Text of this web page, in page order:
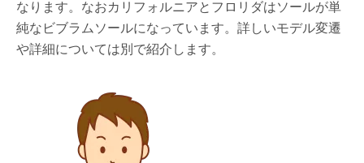
なります。なおカリフォルニアとフロリダはソールが単
純なビブラムソールになっています。詳しいモデル変遷
や詳細については別で紹介します。